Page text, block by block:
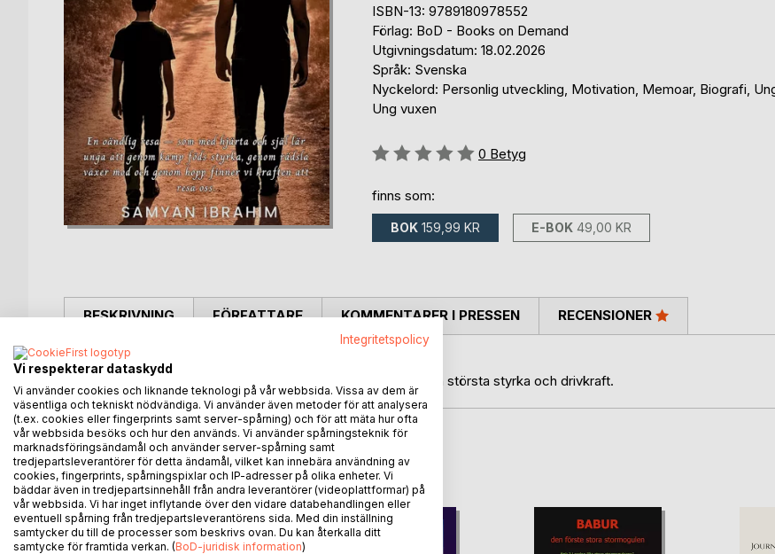
ISBN-13: 9789180978552
Förlag: BoD - Books on Demand
Utgivningsdatum: 18.02.2026
Språk: Svenska
Nyckelord: Personlig utveckling, Motivation, Memoar, Biografi,
Ung vuxen
Betyg::
0 Betyg
finns som:
BOK 159,99 KR E-BOK 49,00 KR
BESKRIVNING
RESAN
Varje hinder, varje smärta och varje kamp på vägen blir din största styrka och drivkraft.
FÖRFATTARE KOMMENTARER I PRESSEN RECENSIONER
ANDRA TITLAR HOSBoD
Integritetspolicy
Vi respekterar dataskydd
Vi använder cookies och liknande teknologi på vår webbsida. Vissa av dem är
väsentliga och tekniskt nödvändiga. Vi använder även metoder för att analysera
(t.ex. cookies eller fingerprints samt server-spårning) och för att mäta hur ofta
vår webbsida besöks och hur den används. Vi använder spårningsteknik för
marknadsföringsändamål och använder server-spårning samt
tredjepartsleverantörer för detta ändamål, vilket kan innebära användning av
cookies, fingerprints, spårningspixlar och IP-adresser på olika enheter. Vi
bäddar även in tredjepartsinnehåll från andra leverantörer (videoplattformar) på
vår webbsida. Vi har inget inflytande över den vidare databehandlingen eller
eventuell spårning från tredjepartsleverantörens sida. Med din inställning
samtycker du till de processer som beskrivs ovan. Du kan återkalla ditt
samtycke för framtida verkan. (BoD-juridisk information)